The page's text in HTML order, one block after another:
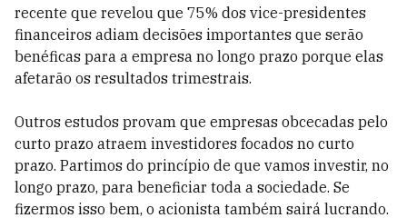
recente que revelou que 75% dos vice-presidentes
financeiros adiam decisões importantes que serão
benéficas para a empresa no longo prazo porque elas
afetarão os resultados trimestrais.
Outros estudos provam que empresas obcecadas pelo
curto prazo atraem investidores focados no curto
prazo. Partimos do princípio de que vamos investir, no
longo prazo, para beneficiar toda a sociedade. Se
fizermos isso bem, o acionista também sairá lucrando.